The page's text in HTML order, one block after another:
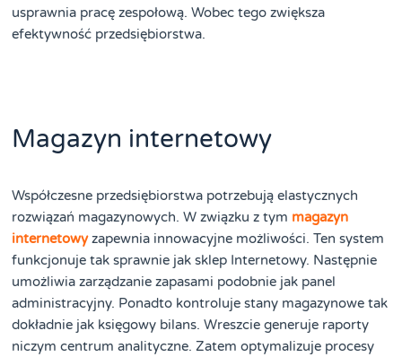
usprawnia pracę zespołową. Wobec tego zwiększa
efektywność przedsiębiorstwa.
Magazyn internetowy
Współczesne przedsiębiorstwa potrzebują elastycznych
rozwiązań magazynowych. W związku z tym magazyn
internetowyzapewnia innowacyjne możliwości. Ten system
funkcjonuje tak sprawnie jak sklep Internetowy. Następnie
umożliwia zarządzanie zapasami podobnie jak panel
administracyjny. Ponadto kontroluje stany magazynowe tak
dokładnie jak księgowy bilans. Wreszcie generuje raporty
niczym centrum analityczne. Zatem optymalizuje procesy